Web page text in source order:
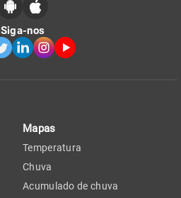
Siga-nos
Mapas
Temperatura
Chuva
Acumulado de chuva